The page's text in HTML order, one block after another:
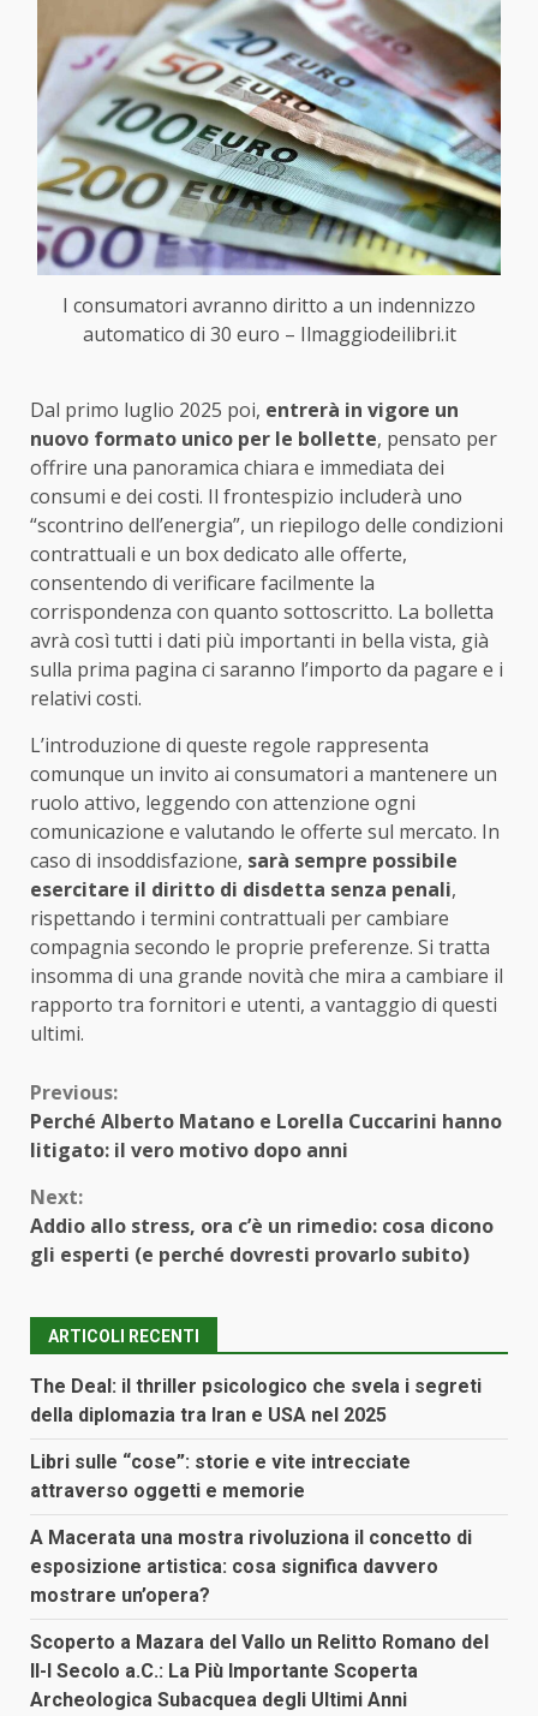
I consumatori avranno diritto a un indennizzo
automatico di 30 euro – Ilmaggiodeilibri.it
Dal primo luglio 2025 poi, entrerà in vigore un
nuovo formato unico per le bollette, pensato per
offrire una panoramica chiara e immediata dei
consumi e dei costi. Il frontespizio includerà uno
“scontrino dell’energia”, un riepilogo delle condizioni
contrattuali e un box dedicato alle offerte,
consentendo di verificare facilmente la
corrispondenza con quanto sottoscritto. La bolletta
avrà così tutti i dati più importanti in bella vista, già
sulla prima pagina ci saranno l’importo da pagare e i
relativi costi.
L’introduzione di queste regole rappresenta
comunque un invito ai consumatori a mantenere un
ruolo attivo, leggendo con attenzione ogni
comunicazione e valutando le offerte sul mercato. In
caso di insoddisfazione, sarà sempre possibile
esercitare il diritto di disdetta senza penali,
rispettando i termini contrattuali per cambiare
compagnia secondo le proprie preferenze. Si tratta
insomma di una grande novità che mira a cambiare il
rapporto tra fornitori e utenti, a vantaggio di questi
ultimi.
Continue
Reading
Previous:
Perché Alberto Matano e Lorella Cuccarini hanno
litigato: il vero motivo dopo anni
Next:
Addio allo stress, ora c’è un rimedio: cosa dicono
gli esperti (e perché dovresti provarlo subito)
ARTICOLI RECENTI
The Deal: il thriller psicologico che svela i segreti
della diplomazia tra Iran e USA nel 2025
Libri sulle “cose”: storie e vite intrecciate
attraverso oggetti e memorie
A Macerata una mostra rivoluziona il concetto di
esposizione artistica: cosa significa davvero
mostrare un’opera?
Scoperto a Mazara del Vallo un Relitto Romano del
II-I Secolo a.C.: La Più Importante Scoperta
Archeologica Subacquea degli Ultimi Anni